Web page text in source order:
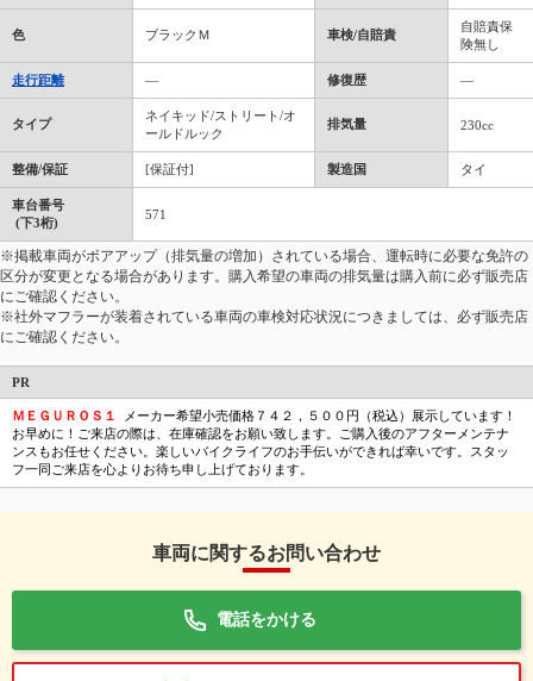
色 ブラックＭ 車検/自賠責
自賠責保
険無し
走行距離 ― 修復歴 ―
タイプ
ネイキッド/ストリート/オ
ールドルック
排気量 230cc
整備/保証 [保証付] 製造国 タイ
車台番号
(下3桁)
571
※掲載車両がボアアップ（排気量の増加）されている場合、運転時に必要な免許の
区分が変更となる場合があります。購入希望の車両の排気量は購入前に必ず販売店
にご確認ください。
※社外マフラーが装着されている車両の車検対応状況につきましては、必ず販売店
にご確認ください。
PR
ＭＥＧＵＲＯＳ１
メーカー希望小売価格７４２，５００円（税込）展示しています！
お早めに！ご来店の際は、在庫確認をお願い致します。ご購入後のアフターメンテナ
ンスもお任せください。楽しいバイクライフのお手伝いができれば幸いです。スタッ
フ一同ご来店を心よりお待ち申し上げております。
車両に関するお問い合わせ
電話をかける